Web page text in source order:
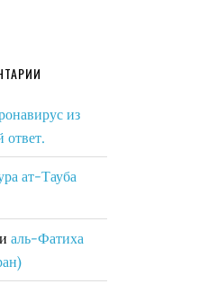
из
ат-Тауба
аль-Фатиха